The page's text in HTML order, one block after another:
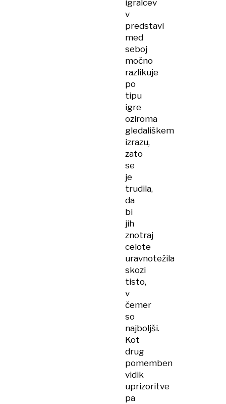
igralcev
v
predstavi
med
seboj
močno
razlikuje
po
tipu
igre
oziroma
gledališkem
izrazu,
zato
se
je
trudila,
da
bi
jih
znotraj
celote
uravnotežila
skozi
tisto,
v
čemer
so
najboljši.
Kot
drug
pomemben
vidik
uprizoritve
pa